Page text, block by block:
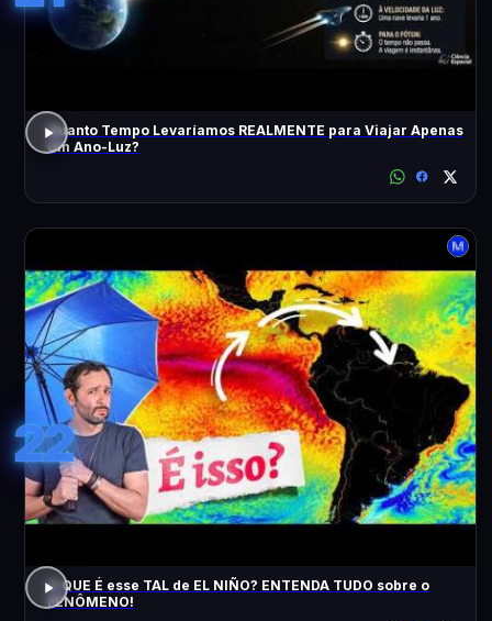
Quanto Tempo Levaríamos REALMENTE para Viajar Apenas
Um Ano-Luz?
22
O QUE É esse TAL de EL NIÑO? ENTENDA TUDO sobre o
FENÔMENO!